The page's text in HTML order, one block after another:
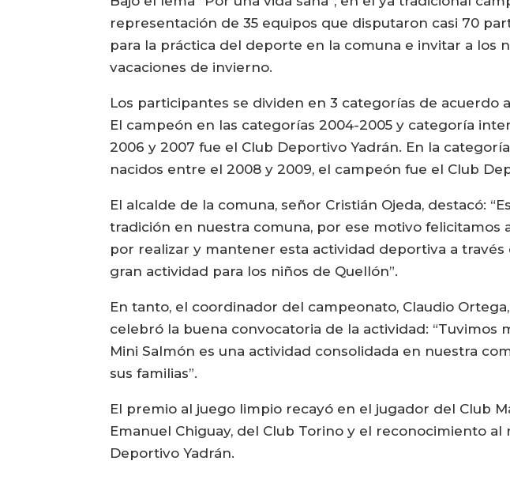
representación de 35 equipos que disputaron casi 70
para la práctica del deporte en la comuna e invitar a los
vacaciones de invierno.
Los participantes se dividen en 3 categorías de acuerdo
El campeón en las categorías 2004-2005 y categoría
2006 y 2007 fue el Club Deportivo Yadrán. En la
nacidos entre el 2008 y 2009, el campeón fue el Club
El alcalde de la comuna, señor Cristián Ojeda, destacó:
tradición en nuestra comuna, por ese motivo felicitamos
por realizar y mantener esta actividad deportiva a través
gran actividad para los niños de Quellón”.
En tanto, el coordinador del campeonato, Claudio
celebró la buena convocatoria de la actividad: “Tuvimos
Mini Salmón es una actividad consolidada en nuestra
sus familias”.
El premio al juego limpio recayó en el jugador del Club
Emanuel Chiguay, del Club Torino y el reconocimiento
Deportivo Yadrán.